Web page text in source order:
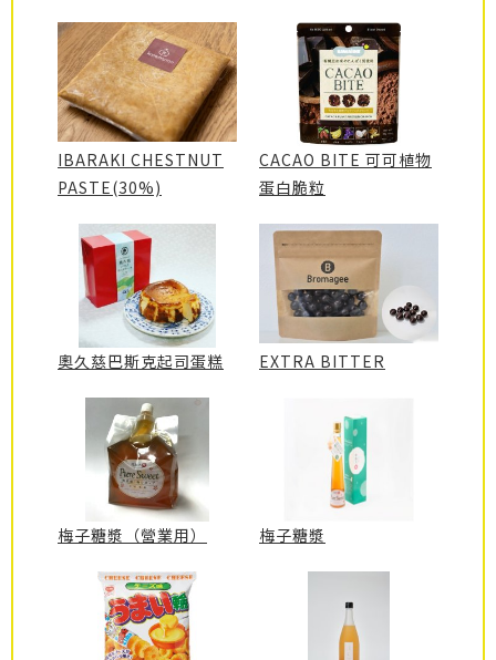
IBARAKI CHESTNUT
PASTE(30%)
CACAO BITE 可可植物
蛋白脆粒
奧久慈巴斯克起司蛋糕 EXTRA BITTER
梅子糖漿（營業用） 梅子糖漿